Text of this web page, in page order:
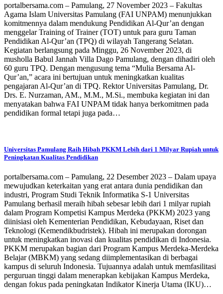
portalbersama.com – Pamulang, 27 November 2023 – Fakultas
Agama Islam Universitas Pamulang (FAI UNPAM) menunjukkan
komitmennya dalam mendukung Pendidikan Al-Qur’an dengan
menggelar Training of Trainer (TOT) untuk para guru Taman
Pendidikan Al-Qur’an (TPQ) di wilayah Tangerang Selatan.
Kegiatan berlangsung pada Minggu, 26 November 2023, di
musholla Babul Jannah Villa Dago Pamulang, dengan dihadiri oleh
60 guru TPQ. Dengan mengusung tema “Mulia Bersama Al-
Qur’an,” acara ini bertujuan untuk meningkatkan kualitas
pengajaran Al-Qur’an di TPQ. Rektor Universitas Pamulang, Dr.
Drs. E. Nurzaman, AM., M.M., M.Si., membuka kegiatan ini dan
menyatakan bahwa FAI UNPAM tidak hanya berkomitmen pada
pendidikan formal tetapi juga pada…
Universitas Pamulang Raih Hibah PKKM Lebih dari 1 Milyar Rupiah untuk
Peningkatan Kualitas Pendidikan
portalbersama.com – Pamulang, 22 Desember 2023 – Dalam upaya
mewujudkan keterkaitan yang erat antara dunia pendidikan dan
industri, Program Studi Teknik Informatika S-1 Universitas
Pamulang berhasil meraih hibah sebesar lebih dari 1 milyar rupiah
dalam Program Kompetisi Kampus Merdeka (PKKM) 2023 yang
diinisiasi oleh Kementerian Pendidikan, Kebudayaan, Riset dan
Teknologi (Kemendikbudristek). Hibah ini merupakan dorongan
untuk meningkatkan inovasi dan kualitas pendidikan di Indonesia.
PKKM merupakan bagian dari Program Kampus Merdeka-Merdeka
Belajar (MBKM) yang sedang diimplementasikan di berbagai
kampus di seluruh Indonesia. Tujuannya adalah untuk memfasilitasi
perguruan tinggi dalam menerapkan kebijakan Kampus Merdeka,
dengan fokus pada peningkatan Indikator Kinerja Utama (IKU)…